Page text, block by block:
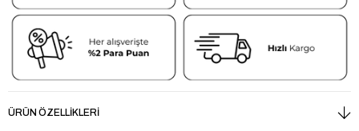
ÜRÜN ÖZELLIKLERI